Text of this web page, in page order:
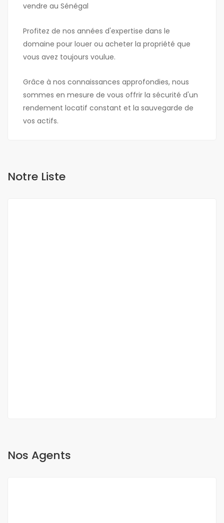
vendre au Sénégal
Profitez de nos années d'expertise dans le
domaine pour louer ou acheter la propriété que
vous avez toujours voulue.
Grâce à nos connaissances approfondies, nous
sommes en mesure de vous offrir la sécurité d'un
rendement locatif constant et la sauvegarde de
vos actifs.
Notre Liste
Nos Agents